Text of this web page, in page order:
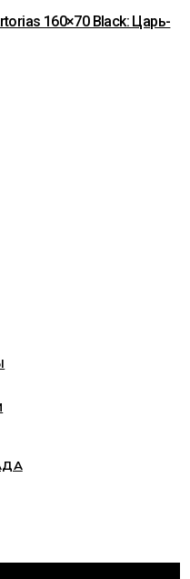
160×70 Black: Царь-